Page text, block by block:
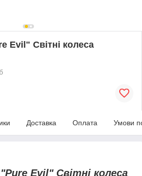
Evil" Світні колеса
Доставка Оплата Умови
Evil" Світні колеса